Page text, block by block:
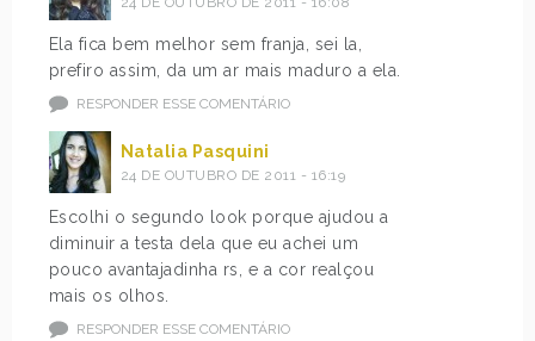
Ela fica bem melhor sem franja, sei la,
prefiro assim, da um ar mais maduro a ela.
RESPONDER ESSE COMENTÁRIO
Natalia Pasquini
24 DE OUTUBRO DE 2011 - 16:19
Escolhi o segundo look porque ajudou a
diminuir a testa dela que eu achei um
pouco avantajadinha rs, e a cor realçou
mais os olhos.
RESPONDER ESSE COMENTÁRIO